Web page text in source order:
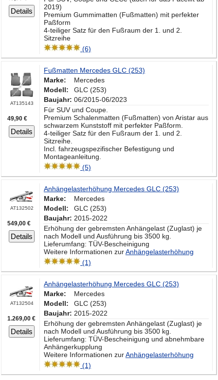
Details
2019)
Premium Gummimatten (Fußmatten) mit perfekter
Paßform
4-teiliger Satz für den Fußraum der 1. und 2.
Sitzreihe
(6)
AT135143
49,90 €
Details
Fußmatten Mercedes GLC (253)
Marke:
Mercedes
Modell:
GLC (253)
Baujahr: 06/2015-06/2023
Für SUV und Coupe.
Premium Schalenmatten (Fußmatten) von Aristar aus
schwarzem Kunststoff mit perfekter Paßform.
4-teiliger Satz für den Fußraum der 1. und 2.
Sitzreihe.
Incl. fahrzeugspezifischer Befestigung und
Montageanleitung.
(5)
AT132502
549,00 €
Details
Anhängelasterhöhung Mercedes GLC (253)
Marke:
Mercedes
Modell:
GLC (253)
Baujahr: 2015-2022
Erhöhung der gebremsten Anhängelast (Zuglast) je
nach Modell und Ausführung bis 3500 kg.
Lieferumfang: TÜV-Bescheinigung
Weitere Informationen zurAnhängelasterhöhung
(1)
AT132504
1.269,00 €
Details
Anhängelasterhöhung Mercedes GLC (253)
Marke:
Mercedes
Modell:
GLC (253)
Baujahr: 2015-2022
Erhöhung der gebremsten Anhängelast (Zuglast) je
nach Modell und Ausführung bis 3500 kg.
Lieferumfang: TÜV-Bescheinigung und abnehmbare
Anhängerkupplung
Weitere Informationen zurAnhängelasterhöhung
(1)